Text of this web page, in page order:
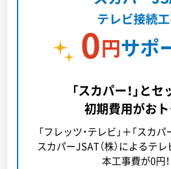
「スカパー！」と
初期費用がおト
「フレッツ・テレビ」＋「スカパ
スカパーJSAT（株）によるテ
本工事費が0円！